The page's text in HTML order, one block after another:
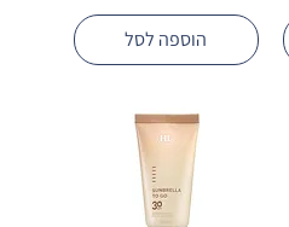
הוספה לסל